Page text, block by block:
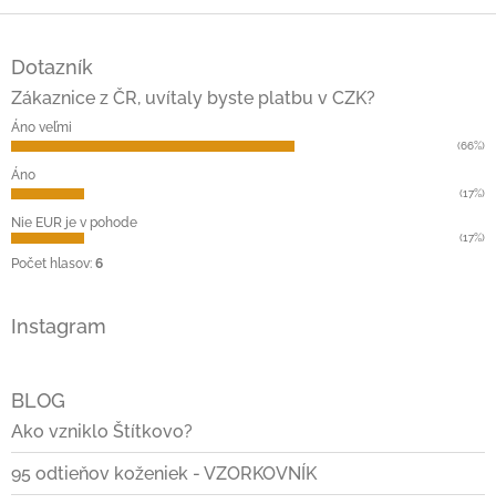
e
Dotazník
Zákaznice z ČR, uvítaly byste platbu v CZK?
Áno veľmi
(66%)
Áno
(17%)
Nie EUR je v pohode
(17%)
Počet hlasov: 6
Instagram
BLOG
Ako vzniklo Štítkovo?
95 odtieňov koženiek - VZORKOVNÍK